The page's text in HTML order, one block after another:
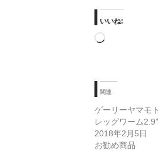
いいね:
読
中…
関連
ゲーリーヤマモト
レッグワーム2.9”
2018年2月5日
お勧め商品